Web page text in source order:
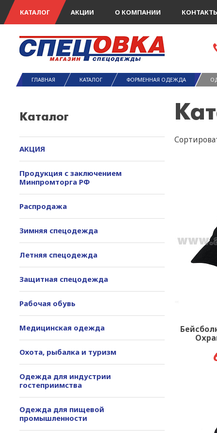
КАТАЛОГ АКЦИИ О КОМПАНИИ
ГЛАВНАЯ КАТАЛОГ ФОРМЕННАЯ ОДЕЖДА
Каталог
АКЦИЯ
Продукция с заключением
Минпромторга РФ
Распродажа
Зимняя спецодежда
Летняя спецодежда
Защитная спецодежда
Рабочая обувь
Медицинская одежда
Охота, рыбалка и туризм
Одежда для индустрии
гостеприимства
Одежда для пищевой
промышленности